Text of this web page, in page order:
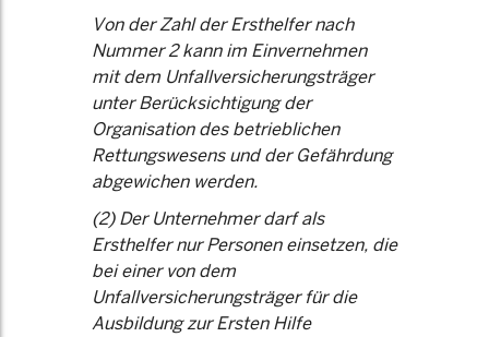
Von der Zahl der Ersthelfer nach
Nummer 2 kann im Einvernehmen
mit dem Unfallversicherungsträger
unter Berücksichtigung der
Organisation des betrieblichen
Rettungswesens und der Gefährdung
abgewichen werden.
(2) Der Unternehmer darf als
Ersthelfer nur Personen einsetzen, die
bei einer von dem
Unfallversicherungsträger für die
Ausbildung zur Ersten Hilfe